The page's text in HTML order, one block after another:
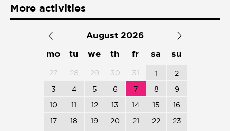
More activities
August 2026
mo
tu we th fr sa su
27 28 29 30 31 1
2
3
4 5 6 7 8
9
10
11 12 13 14 15
16
17
18 19 20 21 22
23